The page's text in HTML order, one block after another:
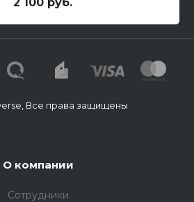
Все права защищены
О компании
Сотрудники